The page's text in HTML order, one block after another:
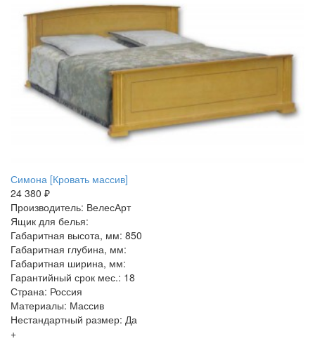
Симона [Кровать массив]
24 380 ₽
Производитель: ВелесАрт
Ящик для белья:
Габаритная высота, мм: 850
Габаритная глубина, мм:
Габаритная ширина, мм:
Гарантийный срок мес.: 18
Страна: Россия
Материалы: Массив
Нестандартный размер: Да
+